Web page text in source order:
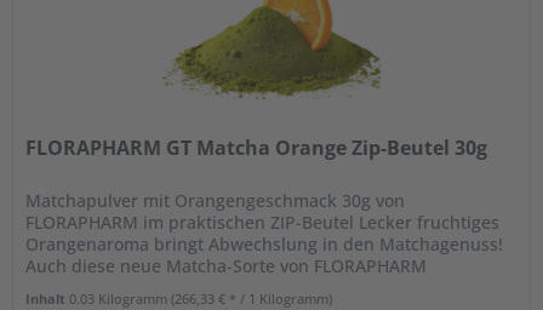
FLORAPHARM GT Matcha Orange Zip-Beutel 30g
Matchapulver mit Orangengeschmack 30g von
FLORAPHARM im praktischen ZIP-Beutel Lecker fruchtiges
Orangenaroma bringt Abwechslung in den Matchagenuss!
Auch diese neue Matcha-Sorte von FLORAPHARM
Inhalt 0.03 Kilogramm(266,33 € * / 1 Kilogramm)